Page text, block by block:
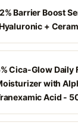
Barrier Boost
+
Cica-Glow Daily
with
Acid -